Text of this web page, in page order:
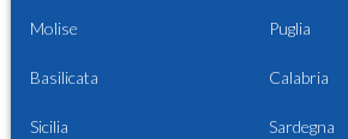
Molise Puglia
Basilicata Calabria
Sicilia Sardegna